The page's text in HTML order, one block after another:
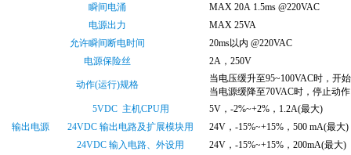
瞬间电涌
MAX 20A 1.5ms @220VAC
电源出力
MAX 25VA
允许瞬间断电时间
20ms以内 @220VAC
电源保险丝
2A，250V
动作(运行)规格
当电压缓升至95~100VAC时，开
当电源缓降至70VAC时，停止动
输出电源
5VDC 主机CPU用
5V，-2%~+2%，1.2A(最大)
24VDC 输出电路及扩展模块用
24V，-15%~+15%，500 mA(最大)
24VDC 输入电路、外设用
24V，-15%~+15%，200mA(最大)